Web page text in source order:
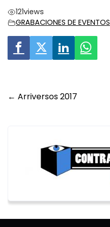
121views
GRABACIONES DE EVENTOS
Post
← Arriversos 2017